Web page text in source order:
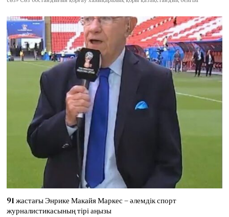
91 жастағы Энрике Макайя Маркес – әлемдік спорт
журналистикасының тірі аңызы